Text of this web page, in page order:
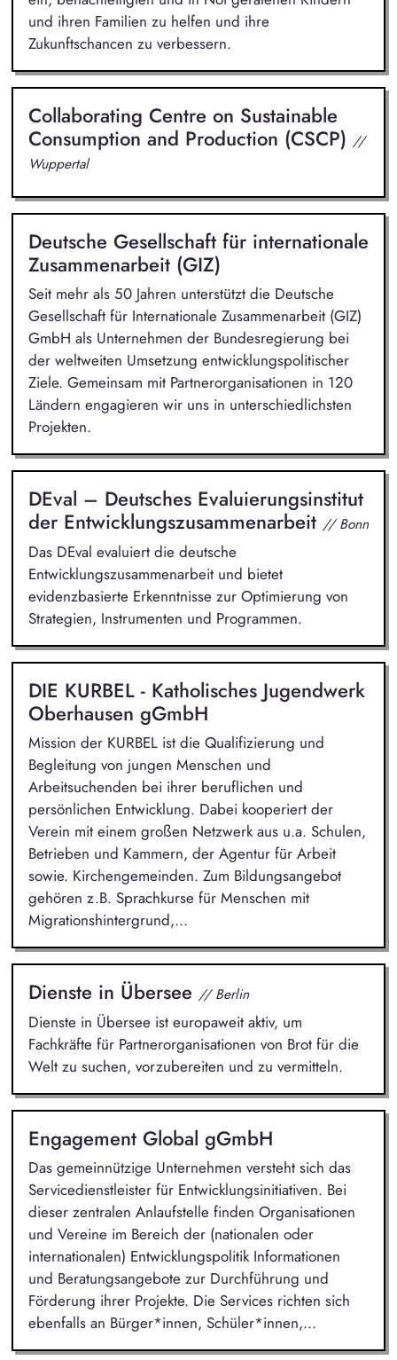
und ihren Familien zu helfen und ihre
Zukunftschancen zu verbessern.
Collaborating Centre on Sustainable
Consumption and Production (CSCP) //
Wuppertal
Deutsche Gesellschaft für internationale
Zusammenarbeit (GIZ)
Seit mehr als 50 Jahren unterstützt die Deutsche
Gesellschaft für Internationale Zusammenarbeit (GIZ)
GmbH als Unternehmen der Bundesregierung bei
der weltweiten Umsetzung entwicklungspolitischer
Ziele. Gemeinsam mit Partnerorganisationen in 120
Ländern engagieren wir uns in unterschiedlichsten
Projekten.
DEval – Deutsches Evaluierungsinstitut
der Entwicklungszusammenarbeit // Bonn
Das DEval evaluiert die deutsche
Entwicklungszusammenarbeit und bietet
evidenzbasierte Erkenntnisse zur Optimierung von
Strategien, Instrumenten und Programmen.
DIE KURBEL - Katholisches Jugendwerk
Oberhausen gGmbH
Mission der KURBEL ist die Qualifizierung und
Begleitung von jungen Menschen und
Arbeitsuchenden bei ihrer beruflichen und
persönlichen Entwicklung. Dabei kooperiert der
Verein mit einem großen Netzwerk aus u.a. Schulen,
Betrieben und Kammern, der Agentur für Arbeit
sowie. Kirchengemeinden. Zum Bildungsangebot
gehören z.B. Sprachkurse für Menschen mit
Migrationshintergrund,...
Dienste in Übersee // Berlin
Dienste in Übersee ist europaweit aktiv, um
Fachkräfte für Partnerorganisationen von Brot für die
Welt zu suchen, vorzubereiten und zu vermitteln.
Engagement Global gGmbH
Das gemeinnützige Unternehmen versteht sich das
Servicedienstleister für Entwicklungsinitiativen. Bei
dieser zentralen Anlaufstelle finden Organisationen
und Vereine im Bereich der (nationalen oder
internationalen) Entwicklungspolitik Informationen
und Beratungsangebote zur Durchführung und
Förderung ihrer Projekte. Die Services richten sich
ebenfalls an Bürger*innen, Schüler*innen,...